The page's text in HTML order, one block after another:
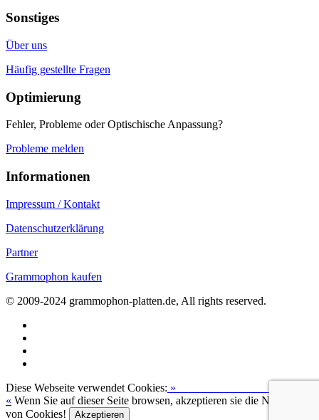
Sonstiges
Über uns
Häufig gestellte Fragen
Optimierung
Fehler, Probleme oder Optischische Anpassung?
Probleme melden
Informationen
Impressum / Kontakt
Datenschutzerklärung
Partner
Grammophon kaufen
© 2009-2024 grammophon-platten.de, All rights reserved.
Diese Webseite verwendet Cookies: »
« Wenn Sie auf dieser Seite browsen, akzeptieren sie die Nutzung
von Cookies!
Akzeptieren